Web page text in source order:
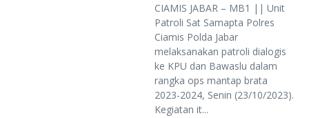
CIAMIS JABAR – MB1 || Unit
Patroli Sat Samapta Polres
Ciamis Polda Jabar
melaksanakan patroli dialogis
ke KPU dan Bawaslu dalam
rangka ops mantap brata
2023-2024, Senin (23/10/2023).
Kegiatan it...